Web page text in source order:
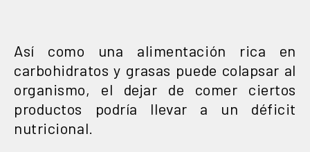
Así como una alimentación rica en
carbohidratos y grasas puede colapsar al
organismo, el dejar de comer ciertos
productos podría llevar a un déficit
nutricional.